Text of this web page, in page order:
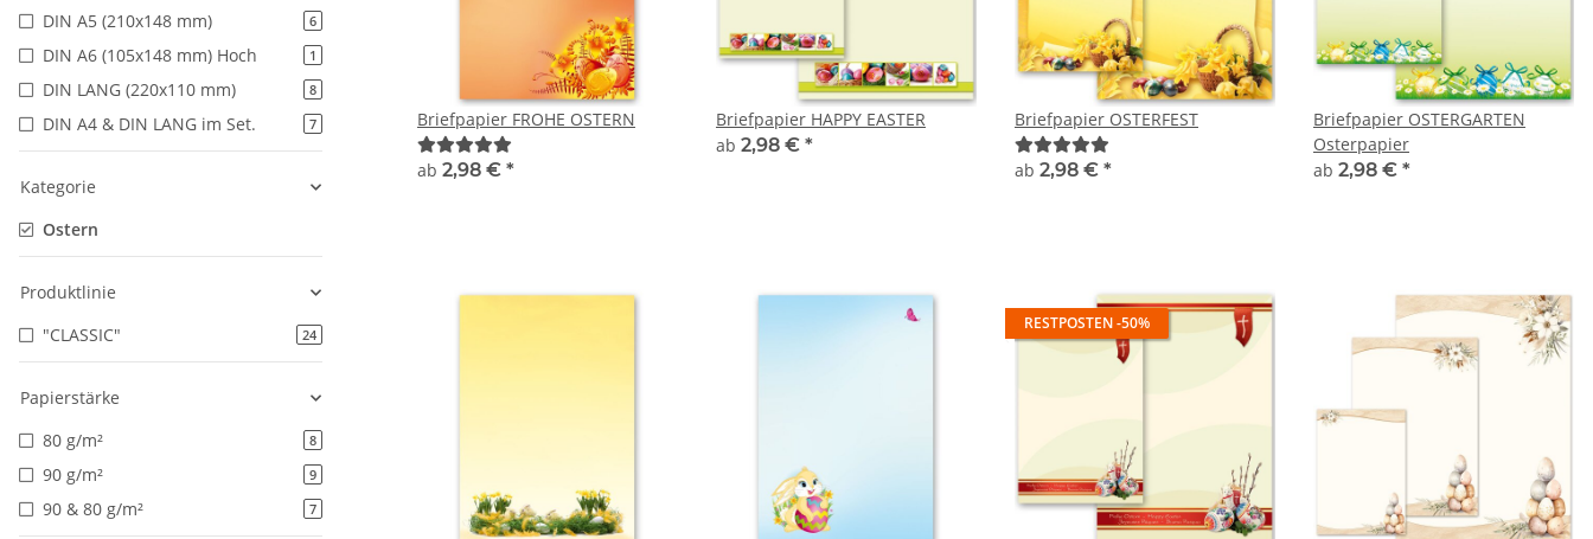
Briefpapier FROHE OSTERN
ab 2,98 € *
Briefpapier HAPPY EASTER
ab 2,98 € *
Briefpapier OSTERFEST
ab 2,98 € *
Briefpapier OSTERGARTEN
Osterpapier
ab 2,98 € *
RESTPOSTEN -50%
DIN A5 (210x148 mm) 6
DIN A6 (105x148 mm) Hoch 1
DIN LANG (220x110 mm) 8
DIN A4 & DIN LANG im Set. 7
Kategorie
Ostern
Produktlinie
"CLASSIC"
24
Papierstärke
80 g/m²
8
90 g/m² 9
90 & 80 g/m² 7